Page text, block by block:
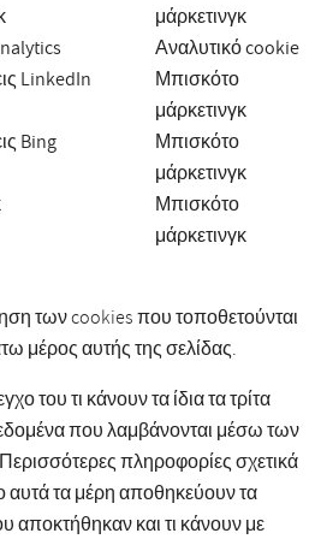
μάρκετινγκ
Αναλυτικό cookie
LinkedIn
Μπισκότο
μάρκετινγκ
Bing
Μπισκότο
μάρκετινγκ
Μπισκότο
μάρκετινγκ
των cookies που τοποθετούνται
μέρος αυτής της σελίδας.
του τι κάνουν τα ίδια τα τρίτα
που λαμβάνονται μέσω των
πληροφορίες σχετικά
αυτά τα μέρη αποθηκεύουν τα
και τι κάνουν με